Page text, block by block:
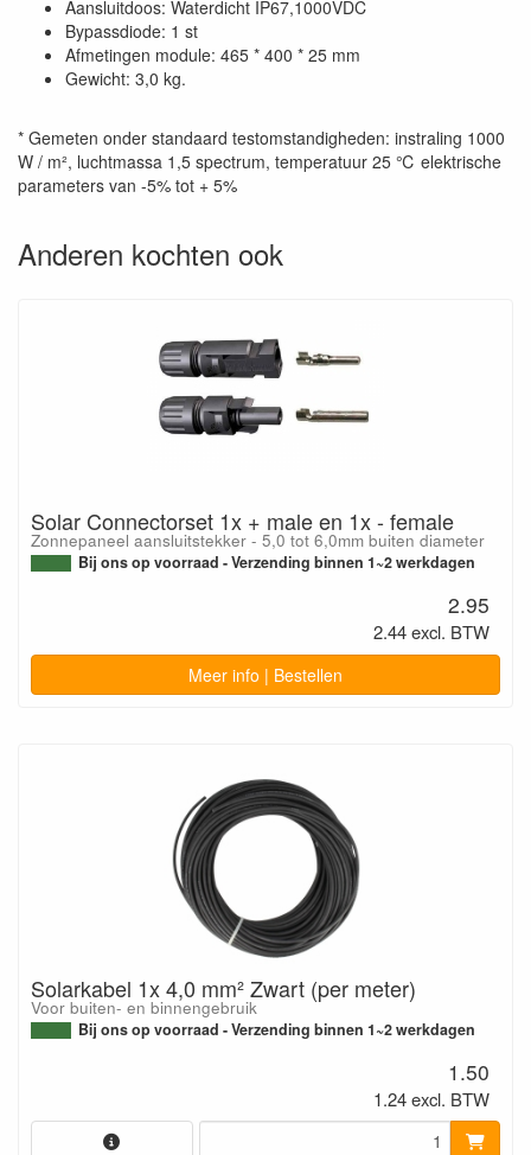
Aansluitdoos: Waterdicht IP67,1000VDC
Bypassdiode: 1 st
Afmetingen module: 465 * 400 * 25 mm
Gewicht: 3,0 kg.
* Gemeten onder standaard testomstandigheden: instraling 1000
W / m², luchtmassa 1,5 spectrum, temperatuur 25 ℃ elektrische
parameters van -5% tot + 5%
Anderen kochten ook
Solar Connectorset 1x + male en 1x - female
Zonnepaneel aansluitstekker - 5,0 tot 6,0mm buiten diameter
Bij ons op voorraad - Verzending binnen 1~2 werkdagen
2.95
2.44 excl. BTW
Meer info | Bestellen
Solarkabel 1x 4,0 mm² Zwart (per meter)
Voor buiten- en binnengebruik
Bij ons op voorraad - Verzending binnen 1~2 werkdagen
1.50
1.24 excl. BTW